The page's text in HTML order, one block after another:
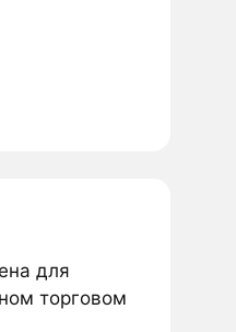
для
торговом